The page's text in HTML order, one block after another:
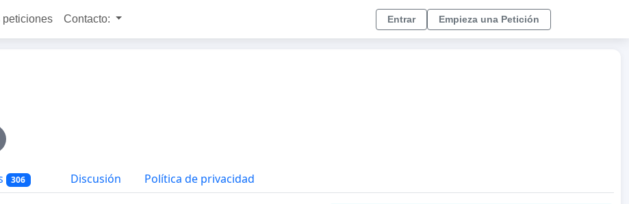
peticiones Contacto: Entrar Empieza una Petición
306 Discusión Política de privacidad